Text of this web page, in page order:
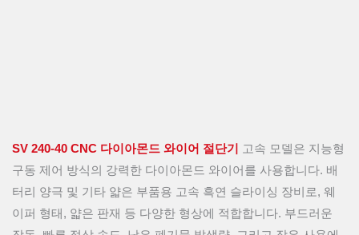
SV 240-40 CNC 다이아몬드 와이어 절단기
고속 모델은 지능형
구동 제어 방식의 강력한 다이아몬드 와이어를 사용합니다. 배
터리 양극 및 기타 얇은 부품용 고속 흑연 슬라이싱 장비로, 웨
이퍼 형태, 얇은 판재 등 다양한 형상에 적합합니다. 부드러운